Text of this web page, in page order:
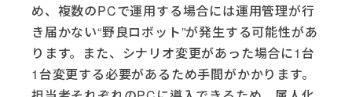
め、複数のPCで運用する場合には運用管理が行
き届かない“野良ロボット”が発生する可能性があ
ります。また、シナリオ変更があった場合に1台
1台変更する必要があるため手間がかかります。